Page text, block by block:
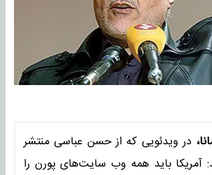
در ویدئویی که از حسن عباسی منتشر
آمریکا باید همه وب سایت‌های پورن را